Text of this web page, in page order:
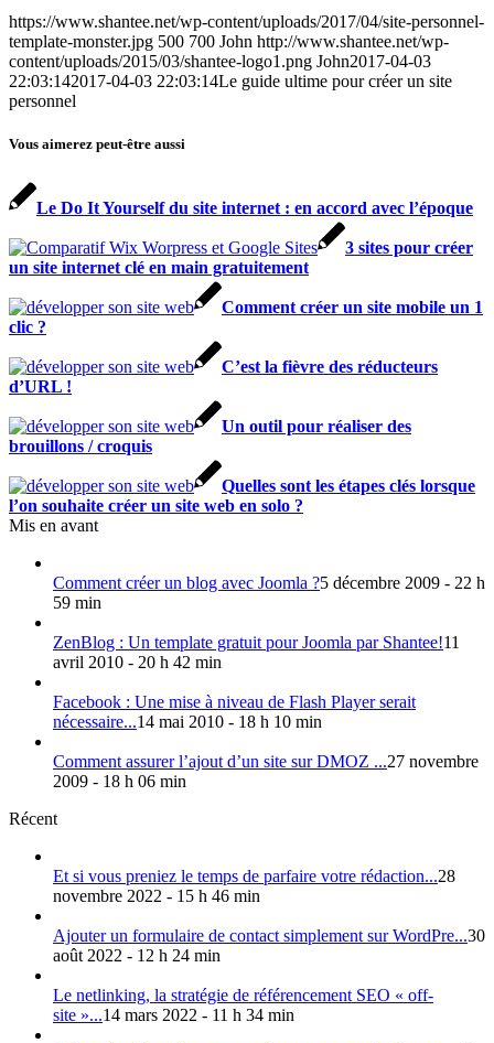
https://www.shantee.net/wp-content/uploads/2017/04/site-personnel-
template-monster.jpg 500 700 John http://www.shantee.net/wp-
content/uploads/2015/03/shantee-logo1.png John2017-04-03
22:03:142017-04-03 22:03:14Le guide ultime pour créer un site
personnel
Vous aimerez peut-être aussi
Le Do It Yourself du site internet : en accord avec l’époque
3 sites pour créer
un site internet clé en main gratuitement
Comment créer un site mobile un 1
clic ?
C’est la fièvre des réducteurs
d’URL !
Un outil pour réaliser des
brouillons / croquis
Quelles sont les étapes clés lorsque
l’on souhaite créer un site web en solo ?
Mis en avant
Comment créer un blog avec Joomla ?5 décembre 2009 - 22 h
59 min
ZenBlog : Un template gratuit pour Joomla par Shantee!11
avril 2010 - 20 h 42 min
Facebook : Une mise à niveau de Flash Player serait
nécessaire...14 mai 2010 - 18 h 10 min
Comment assurer l’ajout d’un site sur DMOZ ...27 novembre
2009 - 18 h 06 min
Récent
Et si vous preniez le temps de parfaire votre rédaction...28
novembre 2022 - 15 h 46 min
Ajouter un formulaire de contact simplement sur WordPre...30
août 2022 - 12 h 24 min
Le netlinking, la stratégie de référencement SEO « off-
site »...14 mars 2022 - 11 h 34 min